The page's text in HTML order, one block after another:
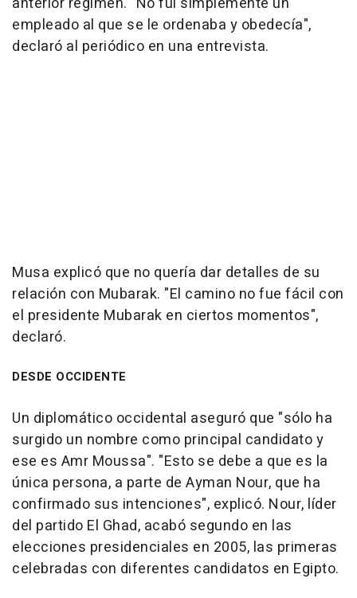
empleado al que se le ordenaba y obedecía",
declaró al periódico en una entrevista.
Musa explicó que no quería dar detalles de su
relación con Mubarak. "El camino no fue fácil con
el presidente Mubarak en ciertos momentos",
declaró.
DESDE OCCIDENTE
Un diplomático occidental aseguró que "sólo ha
surgido un nombre como principal candidato y
ese es Amr Moussa". "Esto se debe a que es la
única persona, a parte de Ayman Nour, que ha
confirmado sus intenciones", explicó. Nour, líder
del partido El Ghad, acabó segundo en las
elecciones presidenciales en 2005, las primeras
celebradas con diferentes candidatos en Egipto.